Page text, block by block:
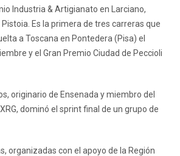
Industria & Artigianato en Larciano,
Es la primera de tres carreras que
a Toscana en Pontedera (Pisa) el
y el Gran Premio Ciudad de Peccioli
originario de Ensenada y miembro del
dominó el sprint final de un grupo de
organizadas con el apoyo de la Región